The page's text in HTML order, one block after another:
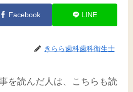
Facebook LINE
きらら歯科歯科衛生士
を読んだ人は、こちらも読